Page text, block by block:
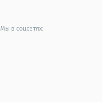
Мы в соцсетях: